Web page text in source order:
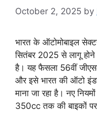
October 2, 2025 by
भारत के ऑटोमोबाइल
सितंबर 2025 से लागू होने
है। यह फैसला 56वीं
और इसे भारत की ऑटो
माना जा रहा है। नए
350cc तक की बाइकों